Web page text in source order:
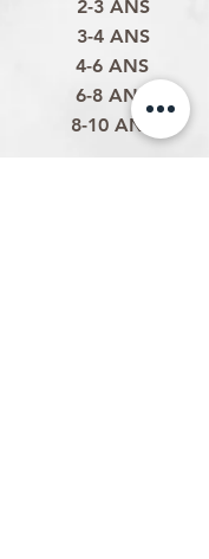
8-10 ANS
6-8 ANS
4-6 ANS
3-4 ANS
2-3 ANS